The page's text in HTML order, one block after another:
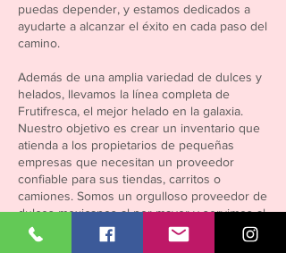
puedas depender, y estamos dedicados a
ayudarte a alcanzar el éxito en cada paso del
camino.
Además de una amplia variedad de dulces y
helados, llevamos la línea completa de
Frutifresca, el mejor helado en la galaxia.
Nuestro objetivo es crear un inventario que
atienda a los propietarios de pequeñas
empresas que necesitan un proveedor
confiable para sus tiendas, carritos o
camiones. Somos un orgulloso proveedor de
dulces mexicanos al por mayor y servimos al
valle del sol, AZ, desde Avondale hasta Sun
City, Scottsdale hasta Casa Grande.